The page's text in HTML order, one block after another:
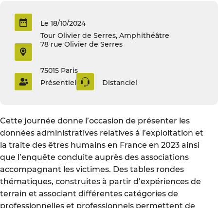
Le 18/10/2024
Tour Olivier de Serres, Amphithéâtre
78 rue Olivier de Serres
75015 Paris
Présentiel
Distanciel
Cette journée donne l’occasion de présenter les
données administratives relatives à l’exploitation et
la traite des êtres humains en France en 2023 ainsi
que l’enquête conduite auprès des associations
accompagnant les victimes. Des tables rondes
thématiques, construites à partir d’expériences de
terrain et associant différentes catégories de
professionnelles et professionnels permettent de